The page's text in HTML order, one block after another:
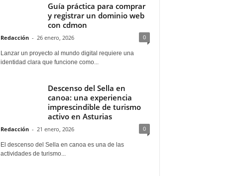
Guía práctica para comprar
y registrar un dominio web
con cdmon
Redacción - 26 enero, 2026 0
Lanzar un proyecto al mundo digital requiere una
identidad clara que funcione como...
Descenso del Sella en
canoa: una experiencia
imprescindible de turismo
activo en Asturias
Redacción - 21 enero, 2026 0
El descenso del Sella en canoa es una de las
actividades de turismo...